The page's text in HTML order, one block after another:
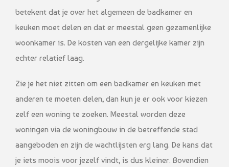
betekent dat je over het algemeen de badkamer en
keuken moet delen en dat er meestal geen gezamenlijke
woonkamer is. De kosten van een dergelijke kamer zijn
echter relatief laag.
Zie je het niet zitten om een badkamer en keuken met
anderen te moeten delen, dan kun je er ook voor kiezen
zelf een woning te zoeken. Meestal worden deze
woningen via de woningbouw in de betreffende stad
aangeboden en zijn de wachtlijsten erg lang. De kans dat
je iets moois voor jezelf vindt, is dus kleiner. Bovendien